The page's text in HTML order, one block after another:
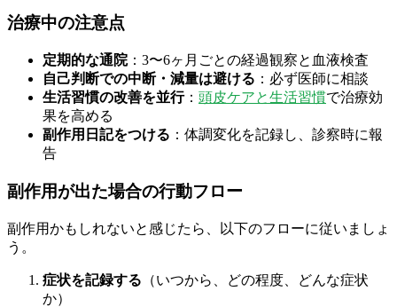
治療中の注意点
定期的な通院：3〜6ヶ月ごとの経過観察と血液検査
自己判断での中断・減量は避ける ：必ず医師に相談
生活習慣の改善を並行： 頭皮ケアと生活習慣で治療効
果を高める
副作用日記をつける ：体調変化を記録し、診察時に報
告
副作用が出た場合の行動フロー
副作用かもしれないと感じたら、以下のフローに従いましょ
う。
症状を記録する （いつから、どの程度、どんな症状
か）